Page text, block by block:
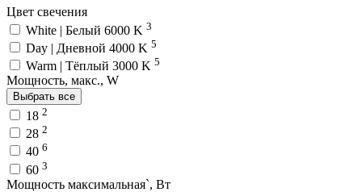
Цвет свечения
White | Белый 6000 K 3
Day | Дневной 4000 K 5
Warm | Тёплый 3000 K 5
Мощность, макс., W
Выбрать все
18 2
28 2
40 6
60 3
Мощность максимальная`, Вт